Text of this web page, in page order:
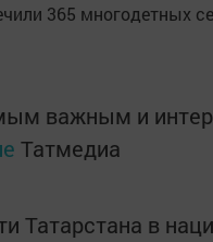
365 многодетных
важным и
Татмедиа
Татарстана в